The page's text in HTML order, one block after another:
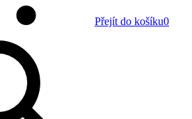
Přejít do košíku0